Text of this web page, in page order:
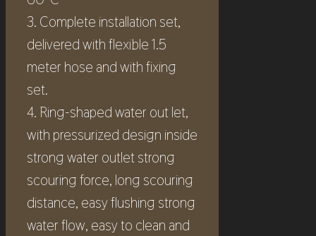
3. Complete installation set,
delivered with flexible 1.5
meter hose and with fixing
set.
4. Ring-shaped water out let,
with pressurized design inside
strong water outlet strong
scouring force, long scouring
distance, easy flushing strong
water flow, easy to clean and